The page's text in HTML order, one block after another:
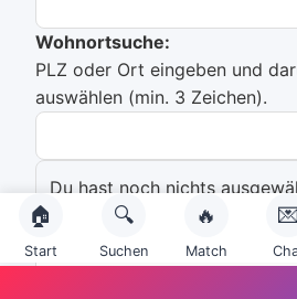
Wohnortsuche:
PLZ oder Ort eingeben und
auswählen (min. 3 Zeichen).
Du hast noch nichts
Emailadresse:
🏠
Start
🔍
Suchen
🔥
Match
💌